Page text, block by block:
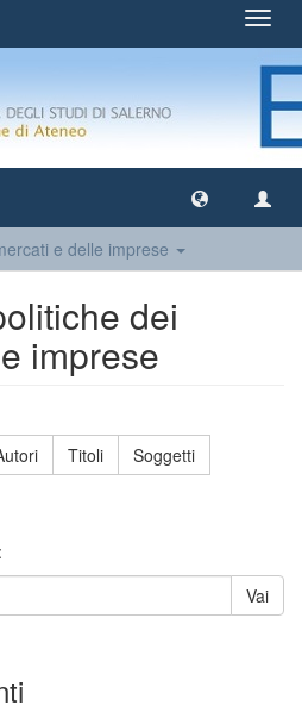
e delle imprese
dei
imprese
Titoli
Soggetti
Vai